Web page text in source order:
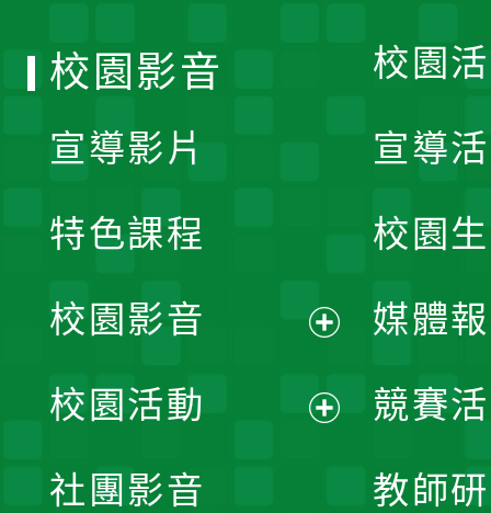
校園
宣導
校園
媒體
競賽
教師
校園影音
宣導影片
特色課程
校園影音
開
校園活動
社團影音